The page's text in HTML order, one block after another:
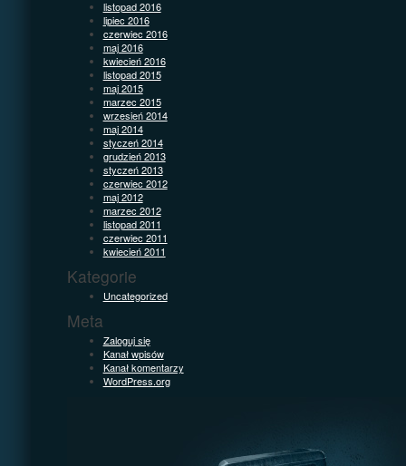
listopad 2016
lipiec 2016
czerwiec 2016
maj 2016
kwiecień 2016
listopad 2015
maj 2015
marzec 2015
wrzesień 2014
maj 2014
styczeń 2014
grudzień 2013
styczeń 2013
czerwiec 2012
maj 2012
marzec 2012
listopad 2011
czerwiec 2011
kwiecień 2011
Kategorie
Uncategorized
Meta
Zaloguj się
Kanał wpisów
Kanał komentarzy
WordPress.org